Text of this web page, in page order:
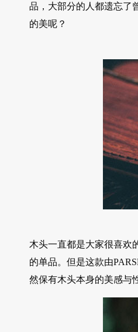
品，大部分的人都遗忘了
的美呢？
木头一直都是大家很喜欢
的单品。但是这款由
然保有木头本身的美感与